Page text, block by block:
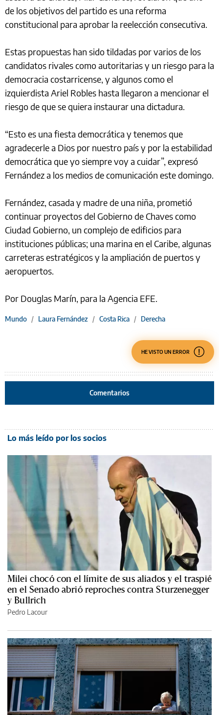
de los objetivos del partido es una reforma
constitucional para aprobar la reelección consecutiva.
Estas propuestas han sido tildadas por varios de los
candidatos rivales como autoritarias y un riesgo para la
democracia costarricense, y algunos como el
izquierdista Ariel Robles hasta llegaron a mencionar el
riesgo de que se quiera instaurar una dictadura.
“Esto es una fiesta democrática y tenemos que
agradecerle a Dios por nuestro país y por la estabilidad
democrática que yo siempre voy a cuidar”, expresó
Fernández a los medios de comunicación este domingo.
Fernández, casada y madre de una niña, prometió
continuar proyectos del Gobierno de Chaves como
Ciudad Gobierno, un complejo de edificios para
instituciones públicas; una marina en el Caribe, algunas
carreteras estratégicos y la ampliación de puertos y
aeropuertos.
Por Douglas Marín, para la Agencia EFE.
Mundo / Laura Fernández / Costa Rica / Derecha
HE VISTO UN ERROR
Comentarios
Lo más leído por los socios
Milei chocó con el límite de sus aliados y el traspié
en el Senado abrió reproches contra Sturzenegger
y Bullrich
Pedro Lacour